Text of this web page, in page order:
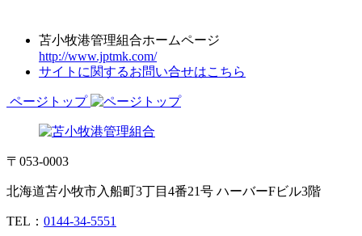
苫小牧港管理組合ホームページ
http://www.jptmk.com/
サイトに関するお問い合せはこちら
ページトップ
〒053-0003
北海道苫小牧市入船町3丁目4番21号 ハーバーFビル3階
TEL： 0144-34-5551